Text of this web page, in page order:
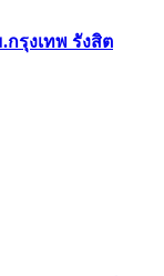
รุงเทพ รังสิต